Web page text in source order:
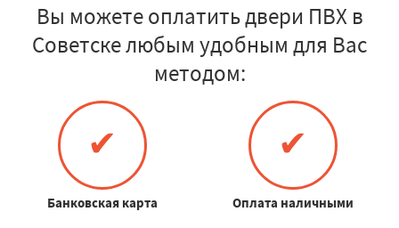
Вы можете оплатить двери ПВХ в
Советске любым удобным для Вас
методом:
✔
Банковская карта
✔
Оплата наличными